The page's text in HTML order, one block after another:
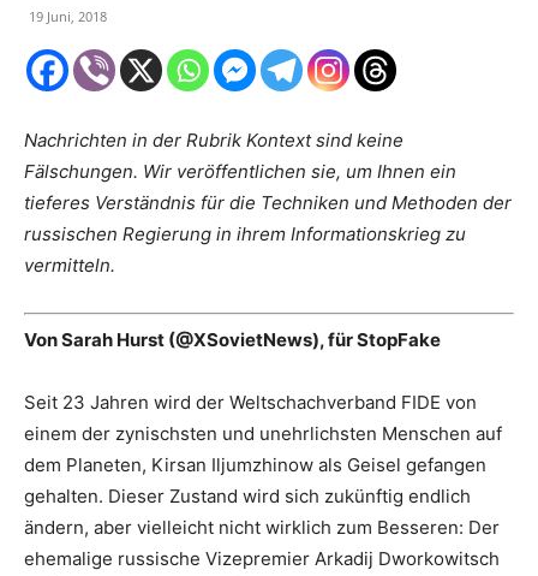
19 Juni, 2018
Nachrichten in der Rubrik Kontext sind keine
Fälschungen. Wir veröffentlichen sie, um Ihnen ein
tieferes Verständnis für die Techniken und Methoden der
russischen Regierung in ihrem Informationskrieg zu
vermitteln.
Von Sarah Hurst (@XSovietNews), für StopFake
Seit 23 Jahren wird der Weltschachverband FIDE von
einem der zynischsten und unehrlichsten Menschen auf
dem Planeten, Kirsan Iljumzhinow als Geisel gefangen
gehalten. Dieser Zustand wird sich zukünftig endlich
ändern, aber vielleicht nicht wirklich zum Besseren: Der
ehemalige russische Vizepremier Arkadij Dworkowitsch